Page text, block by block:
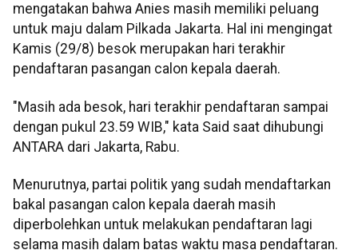
mengatakan bahwa Anies masih memiliki peluang
untuk maju dalam Pilkada Jakarta. Hal ini mengingat
Kamis (29/8) besok merupakan hari terakhir
pendaftaran pasangan calon kepala daerah.
"Masih ada besok, hari terakhir pendaftaran sampai
dengan pukul 23.59 WIB," kata Said saat dihubungi
ANTARA dari Jakarta, Rabu.
Menurutnya, partai politik yang sudah mendaftarkan
bakal pasangan calon kepala daerah masih
diperbolehkan untuk melakukan pendaftaran lagi
selama masih dalam batas waktu masa pendaftaran.